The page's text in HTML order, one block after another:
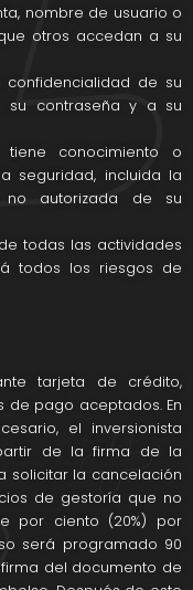
nombre de usuario o
otros accedan a su
de su
su contraseña y a su
conocimiento o
seguridad, incluida la
autorizada de su
todas las actividades
todos los riesgos de
tarjeta de crédito,
pago aceptados. En
el inversionista
de la firma de la
solicitar la cancelación
de gestoría que no
por ciento (20%) por
será programado 90
del documento de